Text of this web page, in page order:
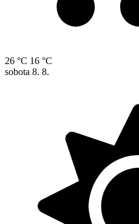
26 °C 16 °C
sobota 8. 8.